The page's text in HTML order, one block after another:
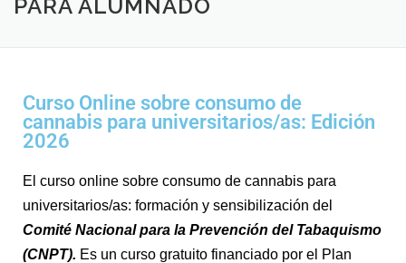
DOCUMENTOS SOBRE RSU EN LA UVA
PARA ALUMNADO
Curso Online sobre consumo de
cannabis para universitarios/as: Edición
2026
El curso online sobre consumo de cannabis para
universitarios/as: formación y sensibilización del
Comité Nacional para la Prevención del Tabaquismo
(CNPT). Es un curso gratuito financiado por el Plan